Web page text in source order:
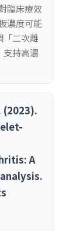
臨床療效
濃度可能
「二次離
支持高濃
(2023).
A